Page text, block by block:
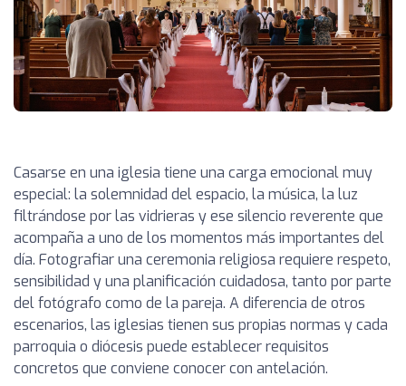
Casarse en una iglesia tiene una carga emocional muy
especial: la solemnidad del espacio, la música, la luz
filtrándose por las vidrieras y ese silencio reverente que
acompaña a uno de los momentos más importantes del
día. Fotografiar una ceremonia religiosa requiere respeto,
sensibilidad y una planificación cuidadosa, tanto por parte
del fotógrafo como de la pareja. A diferencia de otros
escenarios, las iglesias tienen sus propias normas y cada
parroquia o diócesis puede establecer requisitos
concretos que conviene conocer con antelación.